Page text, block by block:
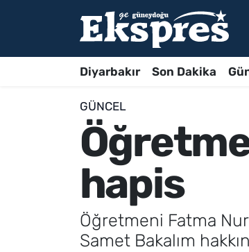
Diyarbakır Son Dakika
GÜNCEL
hapis
Öğretmeni Fatma
Samet Bakalım